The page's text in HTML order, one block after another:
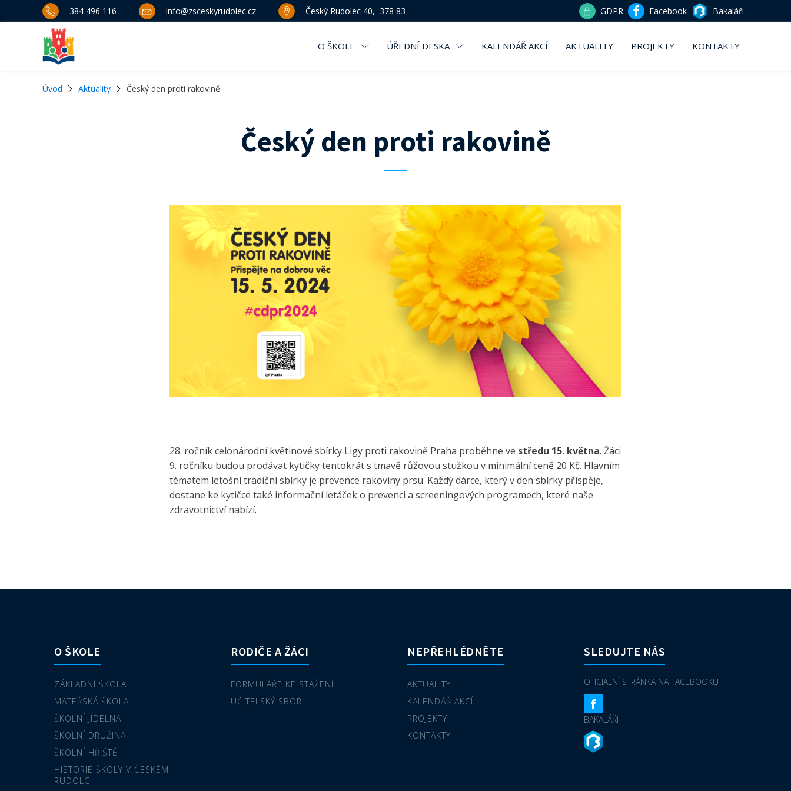
384 496 116 info@zsceskyrudolec.cz Český Rudolec 40, 378 83 GDPR Facebook Bakaláři
O ŠKOLE ÚŘEDNÍ DESKA KALENDÁŘ AKCÍ AKTUALITY PROJEKTY KONTAKTY
Úvod Aktuality Český den proti rakovině
Český den proti rakovině
28. ročník celonárodní květinové sbírky Ligy proti rakovině Praha proběhne ve středu 15. května. Žáci
9. ročníku budou prodávat kytičky tentokrát s tmavě růžovou stužkou v minimální ceně 20 Kč. Hlavním
tématem letošní tradiční sbírky je prevence rakoviny prsu. Každý dárce, který v den sbírky přispěje,
dostane ke kytičce také informační letáček o prevenci a screeningových programech, které naše
zdravotnictví nabízí.
O ŠKOLE
ZÁKLADNÍ ŠKOLA
MATEŘSKÁ ŠKOLA
ŠKOLNÍ JÍDELNA
ŠKOLNÍ DRUŽINA
ŠKOLNÍ HŘIŠTĚ
HISTORIE ŠKOLY V ČESKÉM
RUDOLCI
RODIČE A ŽÁCI
FORMULÁŘE KE STAŽENÍ
UČITELSKÝ SBOR
NEPŘEHLÉDNĚTE
AKTUALITY
KALENDÁŘ AKCÍ
PROJEKTY
KONTAKTY
SLEDUJTE NÁS
OFICIÁLNÍ STRÁNKA NA FACEBOOKU
BAKALÁŘI